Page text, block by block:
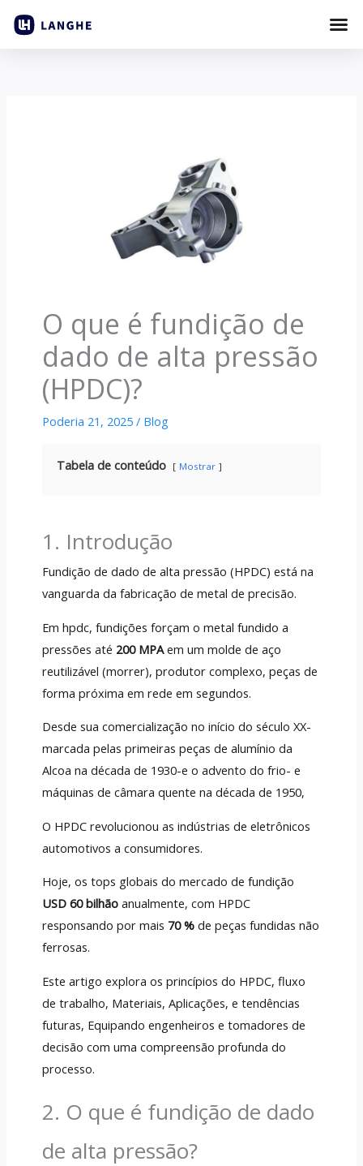
para
O que é fundição de
dado de alta pressão
(HPDC)?
Poderia 21, 2025 / Blog
Tabela de conteúdo Mostrar
1. Introdução
Fundição de dado de alta pressão (HPDC) está na
vanguarda da fabricação de metal de precisão.
Em hpdc, fundições forçam o metal fundido a
pressões até 200 MPAem um molde de aço
reutilizável (morrer), produtor complexo, peças de
forma próxima em rede em segundos.
Desde sua comercialização no início do século XX-
marcada pelas primeiras peças de alumínio da
Alcoa na década de 1930-e o advento do frio- e
máquinas de câmara quente na década de 1950,
O HPDC revolucionou as indústrias de eletrônicos
automotivos a consumidores.
Hoje, os tops globais do mercado de fundição
USD 60 bilhãoanualmente, com HPDC
responsando por mais 70 %de peças fundidas não
ferrosas.
Este artigo explora os princípios do HPDC, fluxo
de trabalho, Materiais, Aplicações, e tendências
futuras, Equipando engenheiros e tomadores de
decisão com uma compreensão profunda do
processo.
2. O que é fundição de dado
de alta pressão?